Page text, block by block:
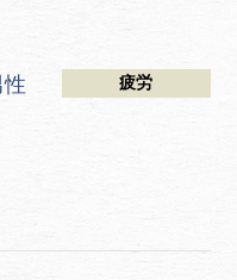
性 疲労